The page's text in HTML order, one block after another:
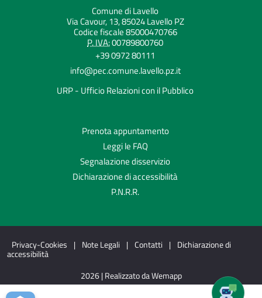
Comune di Lavello
Via Cavour, 13, 85024 Lavello PZ
Codice fiscale 85000470766
P. IVA:00789800760
+39 0972 80111
info@pec.comune.lavello.pz.it
URP - Ufficio Relazioni con il Pubblico
Prenota appuntamento
Leggi le FAQ
Segnalazione disservizio
Dichiarazione di accessibilità
P.N.R.R.
Privacy-Cookies | Note Legali | Contatti | Dichiarazione di
accessibilità
2026 | Realizzato da Wemapp